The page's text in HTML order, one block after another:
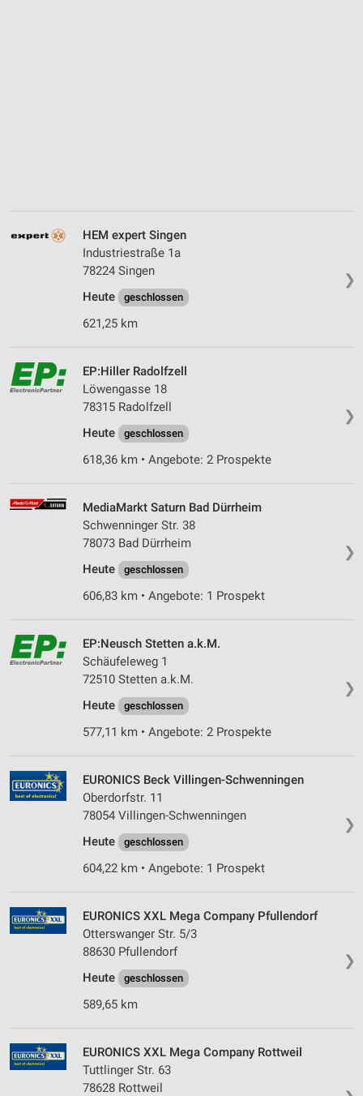
❯
HEM expert Singen
Industriestraße 1a
78224 Singen
Heute
geschlossen
621,25 km
❯
EP:Hiller Radolfzell
Löwengasse 18
78315 Radolfzell
Heute
geschlossen
618,36 km • Angebote: 2 Prospekte
❯
MediaMarkt Saturn Bad Dürrheim
Schwenninger Str. 38
78073 Bad Dürrheim
Heute
geschlossen
606,83 km • Angebote: 1 Prospekt
❯
EP:Neusch Stetten a.k.M.
Schäufeleweg 1
72510 Stetten a.k.M.
Heute
geschlossen
577,11 km • Angebote: 2 Prospekte
❯
EURONICS Beck Villingen-Schwenningen
Oberdorfstr. 11
78054 Villingen-Schwenningen
Heute
geschlossen
604,22 km • Angebote: 1 Prospekt
❯
EURONICS XXL Mega Company Pfullendorf
Otterswanger Str. 5/3
88630 Pfullendorf
Heute
geschlossen
589,65 km
EURONICS XXL Mega Company Rottweil
Tuttlinger Str. 63
78628 Rottweil